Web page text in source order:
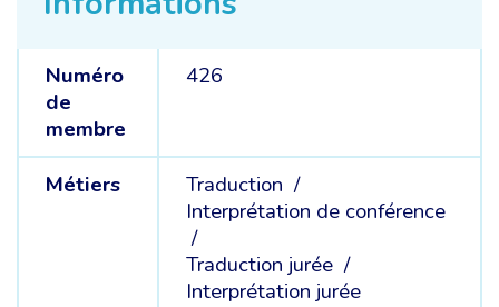
Numéro
de
membre
426
Métiers
Traduction /
Interprétation de conférence
/
Traduction jurée /
Interprétation jurée